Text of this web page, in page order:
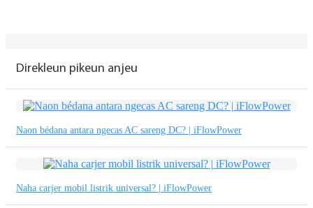
Azərbaycan
Kurmancî
العربية
Direkleun pikeun anjeu
Naon bédana antara ngecas AC sareng DC? | iFlowPower
Naha carjer mobil listrik universal? | iFlowPower